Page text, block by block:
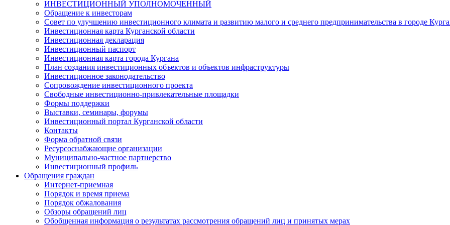
ИНВЕСТИЦИОННЫЙ УПОЛНОМОЧЕННЫЙ
Обращение к инвесторам
Совет по улучшению инвестиционного климата и развитию малого и среднего предпринимательства в городе
Инвестиционная карта Курганской области
Инвестиционная декларация
Инвестиционный паспорт
Инвестиционная карта города Кургана
План создания инвестиционных объектов и объектов инфраструктуры
Инвестиционное законодательство
Сопровождение инвестиционного проекта
Свободные инвестиционно-привлекательные площадки
Формы поддержки
Выставки, семинары, форумы
Инвестиционный портал Курганской области
Контакты
Форма обратной связи
Ресурсоснабжающие организации
Муниципально-частное партнерство
Инвестиционный профиль
Обращения граждан
Интернет-приемная
Порядок и время приема
Порядок обжалования
Обзоры обращений лиц
Обобщенная информация о результатах рассмотрения обращений лиц и принятых мерах